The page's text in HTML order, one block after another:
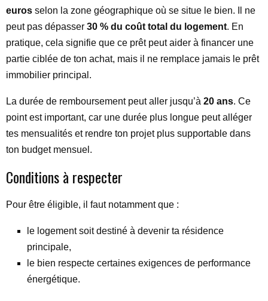
euros selon la zone géographique où se situe le bien. Il ne
peut pas dépasser 30 % du coût total du logement. En
pratique, cela signifie que ce prêt peut aider à financer une
partie ciblée de ton achat, mais il ne remplace jamais le prêt
immobilier principal.
La durée de remboursement peut aller jusqu’à 20 ans. Ce
point est important, car une durée plus longue peut alléger
tes mensualités et rendre ton projet plus supportable dans
ton budget mensuel.
Conditions à respecter
Pour être éligible, il faut notamment que :
le logement soit destiné à devenir ta résidence
principale,
le bien respecte certaines exigences de performance
énergétique.